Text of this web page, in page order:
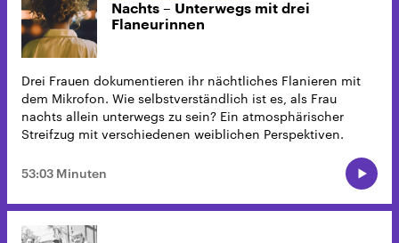
Nachts – Unterwegs mit drei
Flaneurinnen
Drei Frauen dokumentieren ihr nächtliches Flanieren mit
dem Mikrofon. Wie selbstverständlich ist es, als Frau
nachts allein unterwegs zu sein? Ein atmosphärischer
Streifzug mit verschiedenen weiblichen Perspektiven.
53:03 Minuten